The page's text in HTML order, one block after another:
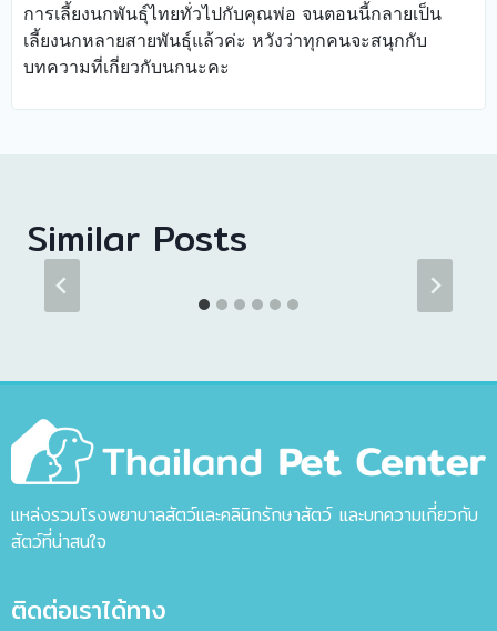
ปัญหาสุขภาพ ควรรีบรักษาให้เร็วที่สุด
การเลี้ยงนกพันธุ์ไทยทั่วไปกับคุณพ่อ จนตอนนี้กลายเป็น
เลี้ยงนกหลายสายพันธุ์แล้วค่ะ หวังว่าทุกคนจะสนุกกับ
บทความที่เกี่ยวกับนกนะคะ
Similar Posts
แหล่งรวมโรงพยาบาลสัตว์และคลินิกรักษาสัตว์ และบทความเกี่ยวกับ
สัตว์ที่น่าสนใจ
ติดต่อเราได้ทาง